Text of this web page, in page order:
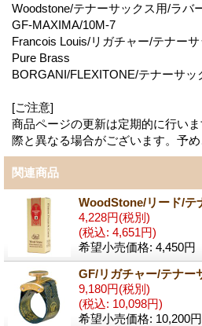
Woodstone/テナーサックス用/ラ
GF-MAXIMA/10M-7
Francois Louis/リガチャー/テナーサ
Pure Brass
BORGANI/FLEXITONE/テナーサッ
[ご注意]
商品ページの更新は定期的に行い
際と異なる場合がございます。予め
関連商品
WoodStone/リード/テ
4,228円(税別)
(税込: 4,651円)
希望小売価格: 4,450円
GF/リガチャー/テナー
9,180円(税別)
(税込: 10,098円)
希望小売価格: 10,200円